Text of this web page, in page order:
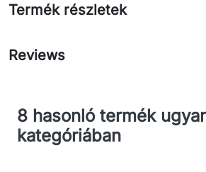
Termék részletek
Reviews
8 hasonló termék
kategóriában